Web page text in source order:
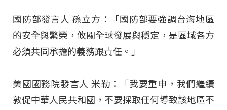
國防部發言人 孫立方：「國防部要強調台海地區
的安全與繁榮，攸關全球發展與穩定，是區域各方
必須共同承擔的義務跟責任。」
美國國務院發言人 米勒：「我要重申，我們繼續
敦促中華人民共和國，不要採取任何導致該地區不